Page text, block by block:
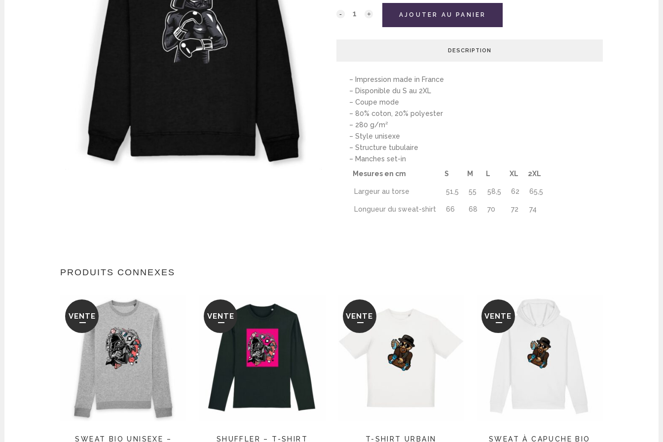
AJOUTER AU PANIER
DESCRIPTION
– Impression made in France
– Disponible du S au 2XL
– Coupe mode
– 80% coton, 20% polyester
– 280 g/m²
– Style unisexe
– Structure tubulaire
– Manches set-in
Mesures en cm
S M L XL 2XL
Largeur au torse 51,5 55 58,5 62 65,5
Longueur du sweat-shirt 66 68 70 72 74
PRODUITS CONNEXES
VENTE
SWEAT BIO UNISEXE –
VENTE
SHUFFLER – T-SHIRT
VENTE
T-SHIRT URBAIN
VENTE
SWEAT À CAPUCHE BIO